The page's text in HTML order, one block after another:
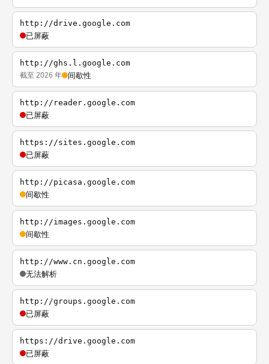
http://drive.google.com
已屏蔽
http://ghs.l.google.com
截至 2026 年 间歇性
http://reader.google.com
已屏蔽
https://sites.google.com
已屏蔽
http://picasa.google.com
间歇性
http://images.google.com
间歇性
http://www.cn.google.com
无法解析
http://groups.google.com
已屏蔽
https://drive.google.com
已屏蔽